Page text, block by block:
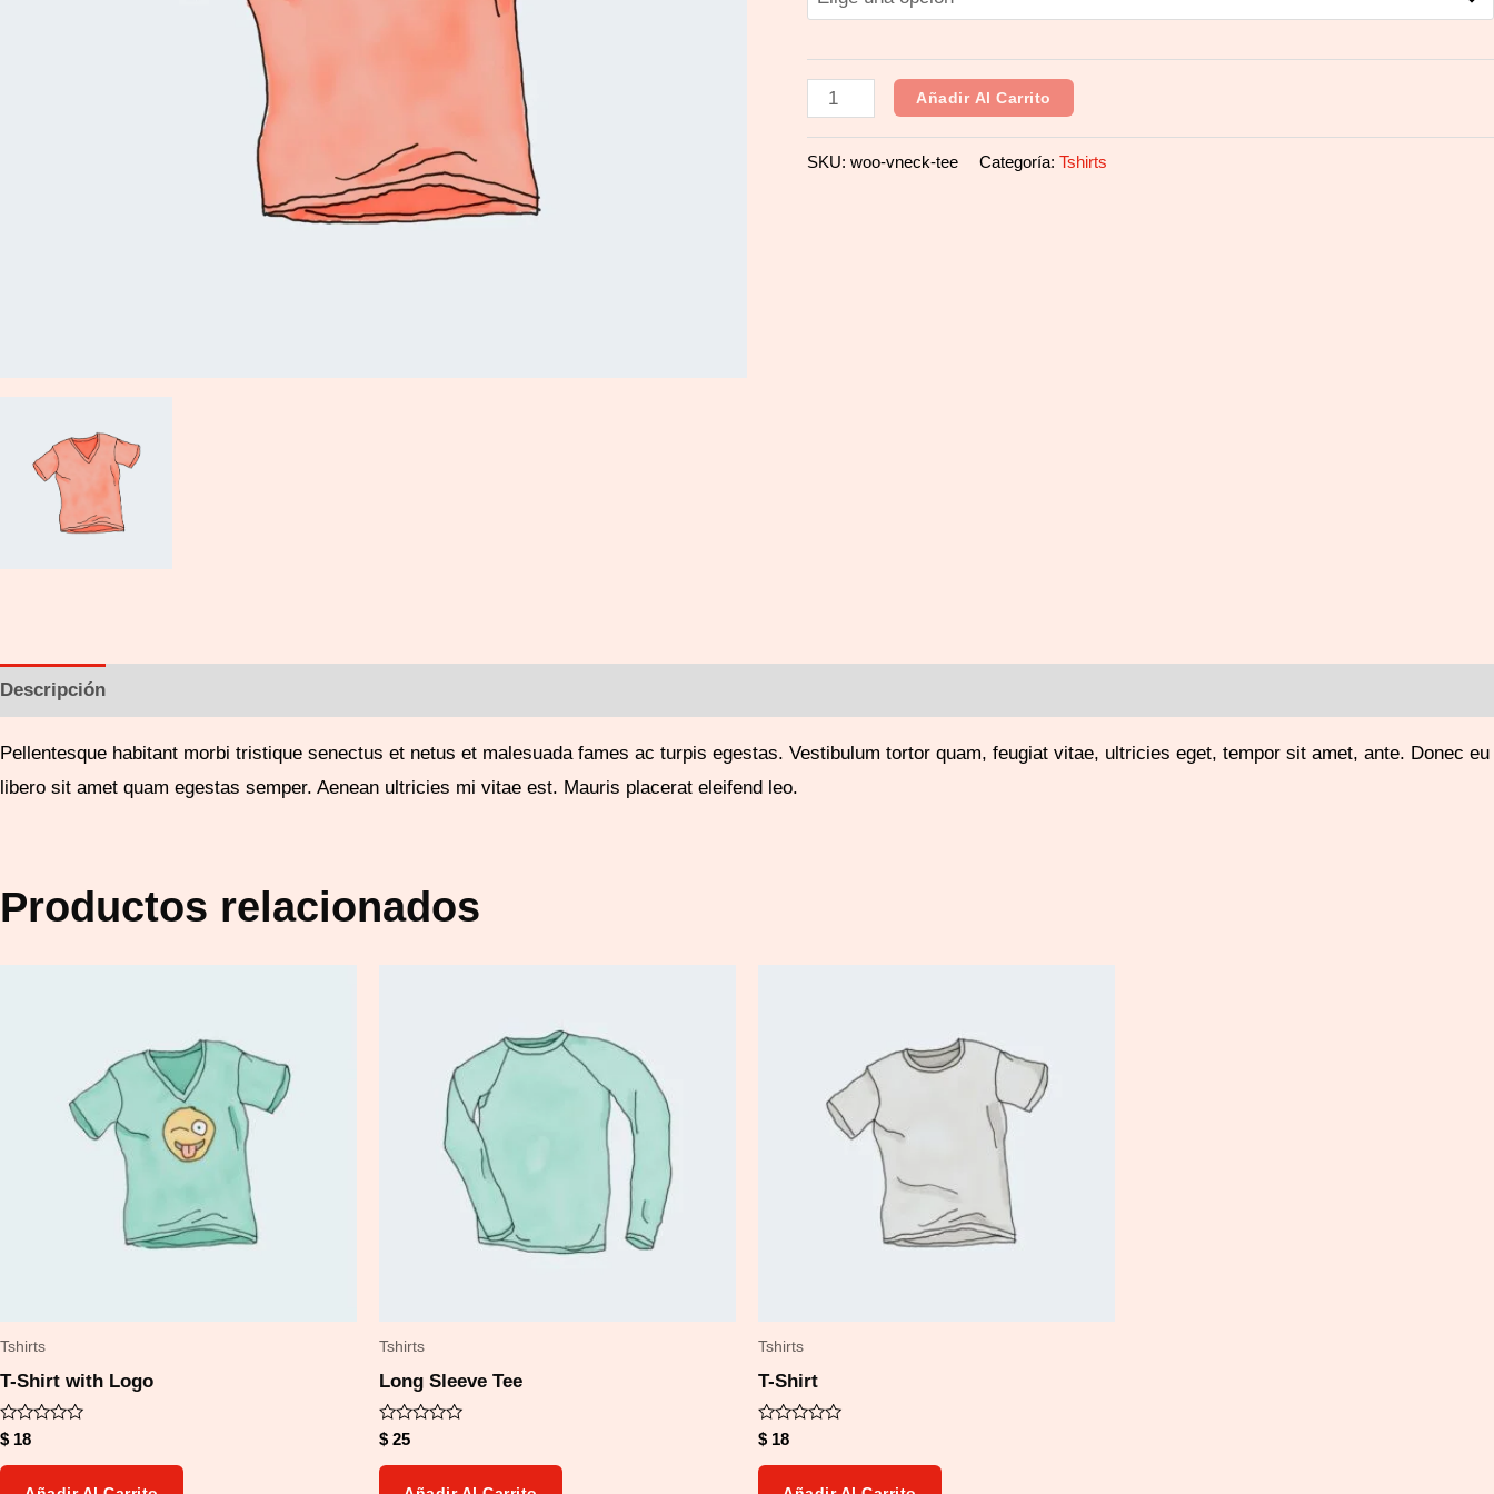
Añadir Al Carrito
SKU: woo-vneck-tee Categoría: Tshirts
Descripción
Pellentesque habitant morbi tristique senectus et netus et malesuada fames ac turpis egestas. Vestibulum tortor quam, feugiat vitae, ultricies eget, tempor sit amet, ante. Donec eu
libero sit amet quam egestas semper. Aenean ultricies mi vitae est. Mauris placerat eleifend leo.
Productos relacionados
Tshirts
T-Shirt with Logo
Valorado
con
0
$ 18
Tshirts
Long Sleeve Tee
Valorado
con
0
$ 25
Tshirts
T-Shirt
Valorado
con
0
$ 18